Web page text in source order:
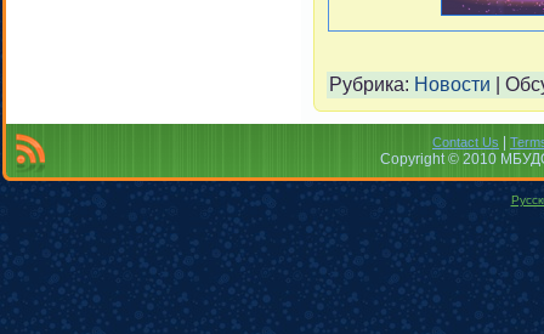
Рубрика: Новости
Contact Us
Copyright © 2010